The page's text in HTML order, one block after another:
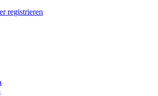
registrieren